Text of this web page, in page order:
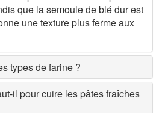
que la semoule de blé dur est
une texture plus ferme aux
types de farine ?
il pour cuire les pâtes fraîches